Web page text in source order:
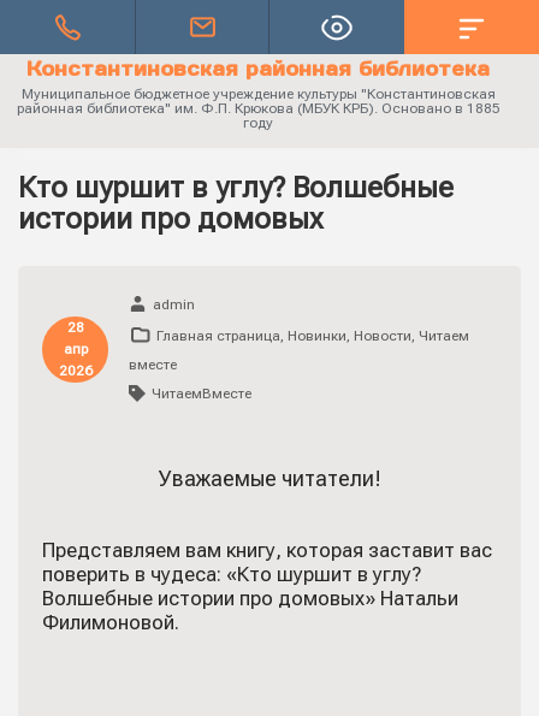
Константиновская районная библиотека
Муниципальное бюджетное учреждение культуры "Константиновская
районная библиотека" им. Ф.П. Крюкова (МБУК КРБ). Основано в 1885
году
Кто шуршит в углу? Волшебные
истории про домовых
28
апр
2026
admin
Главная страница, Новинки, Новости, Читаем
вместе
ЧитаемВместе
Уважаемые читатели!
Представляем вам книгу, которая заставит вас
поверить в чудеса: «Кто шуршит в углу?
Волшебные истории про домовых» Натальи
Филимоновой.